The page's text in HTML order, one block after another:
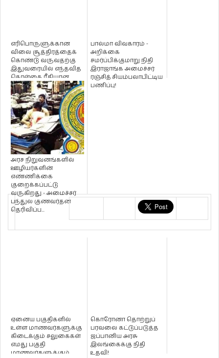
எரிபொருளுக்கான
விலை சூத்திரத்தைக்
கொண்டு வருவதற்கு
இதுவரையில் எந்தவித
கொள்கை ரீதியான
தீர்மானமும் மேற...
பால்மா விவகாரம் -
அறிக்கை
சமர்ப்பிக்குமாறு நிதி
இராஜாங்க அமைச்சர்
ரஞ்சித் சியம்பலாபிட்டிய
பணிப்பு!
அரச நிறுவனங்களில்
ஊழியர்களின்
எண்ணிக்கை
குறைக்கப்பட்டு
வருகிறது - அமைச்சர்
பந்துல குணவர்தன
தெரிவிப்ப...
ஏனைய பகுதிகளில்
உள்ள மாணவர்களுக்கு
கிடைக்கும் சலுகைகள்
எமது பகுதி
மாணவர்களுக்கும்
கொரோனா தொற்றுப்
பரவலை கட்டுப்படுத்த
ஜப்பானிய அரசு
இலங்கைக்கு நிதி
உதவி!